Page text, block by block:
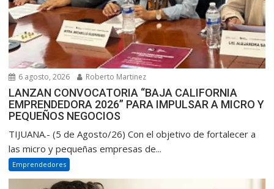
6 agosto, 2026 Roberto Martinez
LANZAN CONVOCATORIA “BAJA CALIFORNIA
EMPRENDEDORA 2026” PARA IMPULSAR A MICRO Y
PEQUEÑOS NEGOCIOS
TIJUANA.- (5 de Agosto/26) Con el objetivo de fortalecer a
las micro y pequeñas empresas de...
Emprendedores